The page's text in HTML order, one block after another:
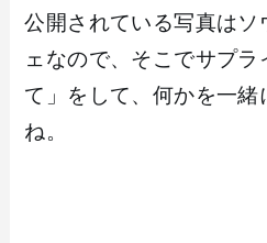
公開されている写真はソ
ェなので、そこでサプラ
て」をして、何かを一緒
ね。